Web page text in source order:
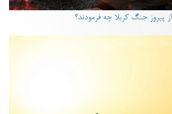
پیروز جنگ کربلا چه فرمودند؟